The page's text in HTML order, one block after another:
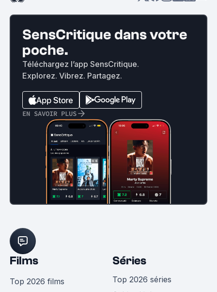
SensCritique dans votre
poche.
Téléchargez l’app SensCritique.
Explorez. Vibrez. Partagez.
EN SAVOIR PLUS
Films
Top 2026 films
Séries
Top 2026 séries